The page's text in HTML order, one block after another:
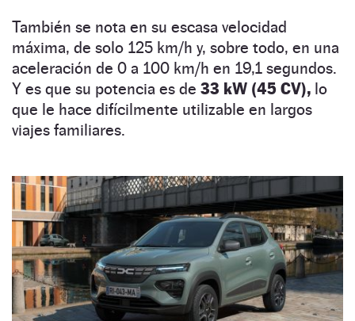
También se nota en su escasa velocidad
máxima, de solo 125 km/h y, sobre todo, en una
aceleración de 0 a 100 km/h en 19,1 segundos.
Y es que su potencia es de 33 kW (45 CV), lo
que le hace difícilmente utilizable en largos
viajes familiares.